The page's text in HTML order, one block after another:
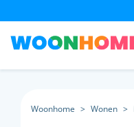
Woonhome > Wonen >